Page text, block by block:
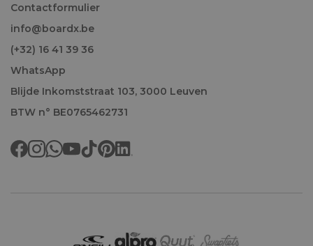
Contactformulier
info@boardx.be
(+32) 16 41 39 36
WhatsApp
Blijde Inkomststraat 103, 3000 Leuven
BTW n° BE0765462731